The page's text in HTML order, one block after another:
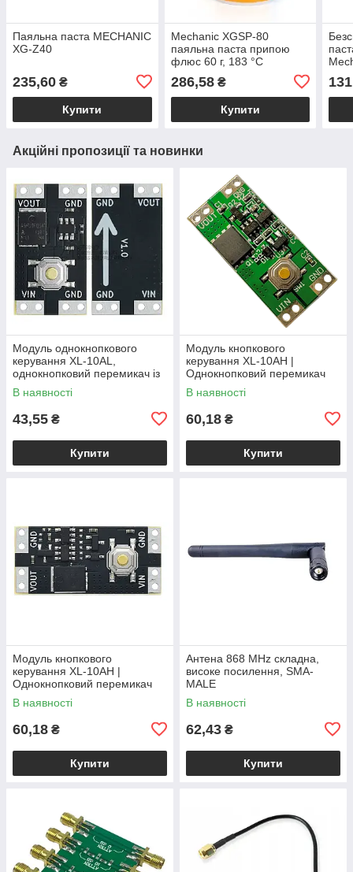
Паяльна паста MECHANIC
XG-Z40
235,60 ₴
Купити
Mechanic XGSP-80
паяльна паста припою
флюс 60 г, 183 °C
286,58₴
Купити
Акційні пропозиції та новинки
Модуль однокнопкового
керування XL-10AL,
однокнопковий перемикач із
фіксацією, 5В 10А,
енергоефективний
В наявності
43,55 ₴
Купити
Модуль кнопкового
керування XL-10AH |
Однокнопковий перемикач
10A | Модуль з фіксацією |
Широкий діапазон
В наявності
60,18 ₴
Купити
Модуль кнопкового
керування XL-10AH |
Однокнопковий перемикач
10A | Модуль з фіксацією |
Широкий діапазон
В наявності
60,18 ₴
Купити
Антена 868 MHz складна,
високе посилення, SMA-
MALE
В наявності
62,43 ₴
Купити